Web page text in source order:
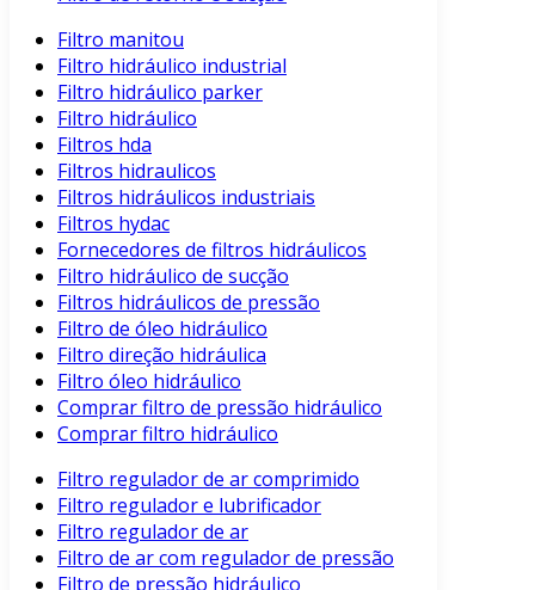
Filtro manitou
Filtro hidráulico industrial
Filtro hidráulico parker
Filtro hidráulico
Filtros hda
Filtros hidraulicos
Filtros hidráulicos industriais
Filtros hydac
Fornecedores de filtros hidráulicos
Filtro hidráulico de sucção
Filtros hidráulicos de pressão
Filtro de óleo hidráulico
Filtro direção hidráulica
Filtro óleo hidráulico
Comprar filtro de pressão hidráulico
Comprar filtro hidráulico
Filtro regulador de ar comprimido
Filtro regulador e lubrificador
Filtro regulador de ar
Filtro de ar com regulador de pressão
Filtro de pressão hidráulico